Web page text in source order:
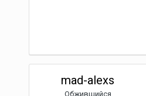
mad-alexs
Обжившийся